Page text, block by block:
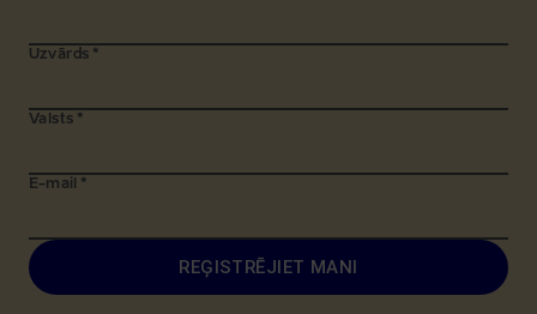
Uzvārds *
Valsts *
E-mail *
REĢISTRĒJIET MANI